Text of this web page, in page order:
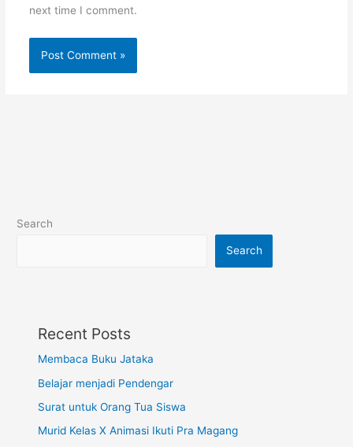
next time I comment.
Search
Search
Recent Posts
Membaca Buku Jataka
Belajar menjadi Pendengar
Surat untuk Orang Tua Siswa
Murid Kelas X Animasi Ikuti Pra Magang